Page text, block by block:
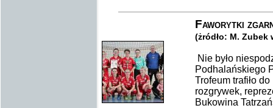
Faworytki
(żródło: M.
Nie było
Podhalańskiego
Trofeum trafiło
rozgrywek,
Bukowina